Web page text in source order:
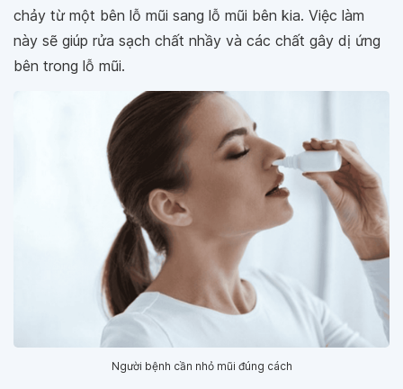
chảy từ một bên lỗ mũi sang lỗ mũi bên kia. Việc làm
này sẽ giúp rửa sạch chất nhầy và các chất gây dị ứng
bên trong lỗ mũi.
Người bệnh cần nhỏ mũi đúng cách